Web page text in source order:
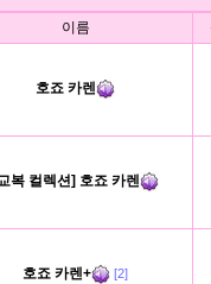
이름
호죠 카렌
복 컬렉션] 호죠 카렌
호죠 카렌+ [2]